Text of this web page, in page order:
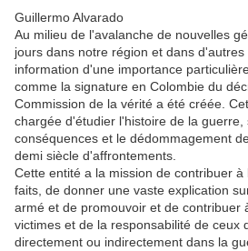
Guillermo Alvarado
Au milieu de l'avalanche de nouvelles
jours dans notre région et dans
information d'une importance
comme la signature en Colombie du
Commission de la vérité a été créée.
chargée d'étudier l'histoire de la guerre,
conséquences et le dédommagement
demi siècle d'affrontements.
Cette entité a la mission de contribuer
faits, de donner une vaste explication
armé et de promouvoir et de contribuer
victimes et de la responsabilité de ceux
directement ou indirectement dans la